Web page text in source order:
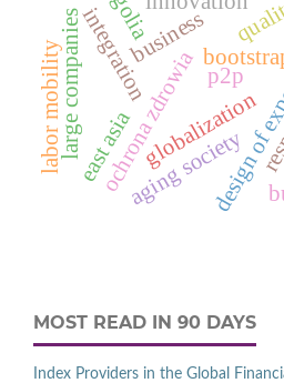
ochrona zdrowia
integrationbusiness
globalization
large companies
aging society
east asia
p2p
labor mobility
MOST READ IN 90 DAYS
Index Providers in the Global